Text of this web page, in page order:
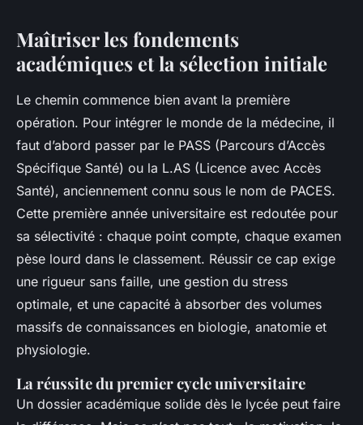
Maîtriser les fondements
académiques et la sélection initiale
Le chemin commence bien avant la première
opération. Pour intégrer le monde de la médecine, il
faut d’abord passer par le PASS (Parcours d’Accès
Spécifique Santé) ou la L.AS (Licence avec Accès
Santé), anciennement connu sous le nom de PACES.
Cette première année universitaire est redoutée pour
sa sélectivité : chaque point compte, chaque examen
pèse lourd dans le classement. Réussir ce cap exige
une rigueur sans faille, une gestion du stress
optimale, et une capacité à absorber des volumes
massifs de connaissances en biologie, anatomie et
physiologie.
La réussite du premier cycle universitaire
Un dossier académique solide dès le lycée peut faire